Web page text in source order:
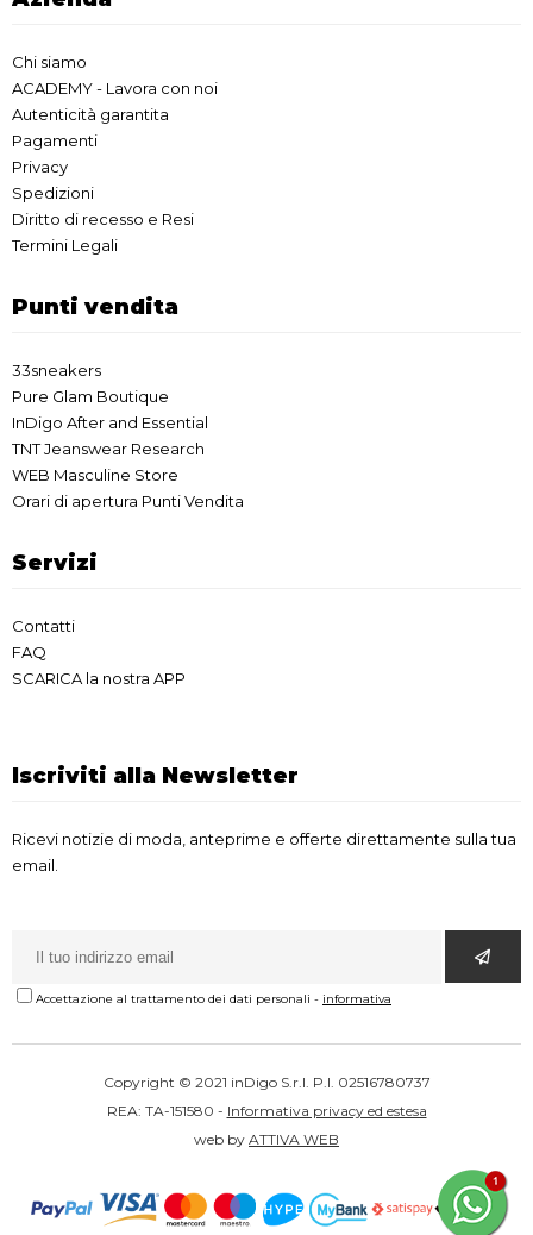
Chi siamo
ACADEMY - Lavora con noi
Autenticità garantita
Pagamenti
Privacy
Spedizioni
Diritto di recesso e Resi
Termini Legali
Punti vendita
33sneakers
Pure Glam Boutique
InDigo After and Essential
TNT Jeanswear Research
WEB Masculine Store
Orari di apertura Punti Vendita
Servizi
Contatti
FAQ
SCARICA la nostra APP
Iscriviti alla Newsletter
Ricevi notizie di moda, anteprime e offerte direttamente sulla tua
email.
Accettazione al trattamento dei dati personali - informativa
Copyright © 2021 inDigo S.r.l. P.I. 02516780737
REA: TA-151580 - Informativa privacy ed estesa
web by ATTIVA WEB